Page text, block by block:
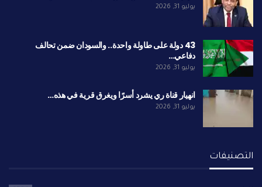
يوليو 31, 2026
43 دولة على طاولة واحدة.. والسودان ضمن تحالف
دفاعي…
يوليو 31, 2026
انهيار قناة ري يشرد أسرًا ويغرق قرية في هذه…
يوليو 31, 2026
التصنيفات